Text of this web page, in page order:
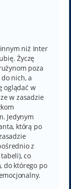
niż Inter
Życzę
poza
nich, a
oglądać w
w zasadzie
Jedynym
którą po
z
co
do którego po